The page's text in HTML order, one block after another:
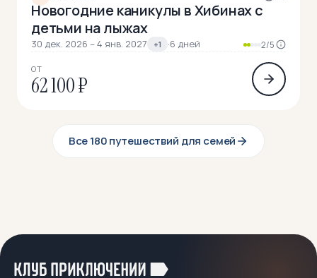
Новогодние каникулы в Хибинах с
детьми на лыжах
30 дек. 2026 – 4 янв. 2027 +1 ·6 дней 2/5
ОТ
62 100 ₽
Все 180 путешествий для семей